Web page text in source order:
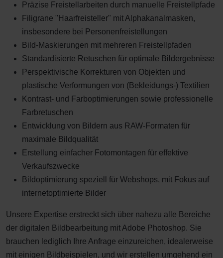
Präzise Freistellarbeiten durch manuelle Freistellpfade
Filigrane "Haarfreisteller" mit Alphakanalmasken,
insbesondere bei Personenfreistellungen
Bild-Maskierungen mit mehreren Freistellpfaden
Standardisierte Retuschen für optimale Bildergebnisse
Perspektivische Korrekturen von Objekten und
plastische Verformungen von (Bekleidungs-) Textilien
Kontrast- und Farboptimierungen sowie professionelle
Farbretuschen
Entwicklung von Bildern aus RAW-Formaten für
maximale Bildqualität
Erstellung einfacher Fotomontagen für effektive
Verkaufszwecke
Bildoptimierung speziell für Webshops, mit Fokus auf
internetoptimierte Bilder
Unsere Expertise erstreckt sich über nahezu alle Bereiche
der digitalen Bildbearbeitung mit Adobe Photoshop. Sie
brauchen lediglich Ihre Anfrage einzureichen, idealerweise
mit einigen Bildbeispielen, und wir erstellen umgehend ein